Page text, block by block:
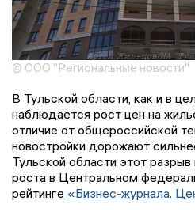
© ООО "Региональные новости"
В Тульской области, как и в
наблюдается рост цен на
отличие от общероссийской
новостройки дорожают
Тульской области этот
роста в Центральном
рейтинге «Бизнес-журнала.